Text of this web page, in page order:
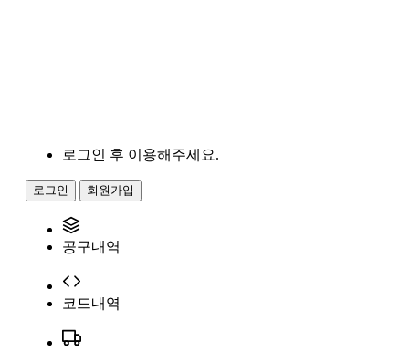
로그인 후 이용해주세요.
로그인 회원가입
공구내역
코드내역